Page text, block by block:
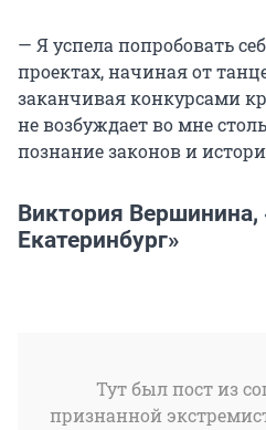
— Я успела попробовать
проектах, начиная от
заканчивая конкурсами
не возбуждает во мне
познание законов и
Виктория Вершинина,
Екатеринбург»
Тут был пост из
признанной